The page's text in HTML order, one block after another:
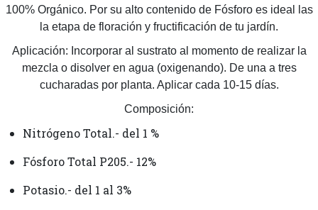
100% Orgánico. Por su alto contenido de Fósforo es ideal las
la etapa de floración y fructificación de tu jardín.
Aplicación: Incorporar al sustrato al momento de realizar la
mezcla o disolver en agua (oxigenando). De una a tres
cucharadas por planta. Aplicar cada 10-15 días.
Composición:
Nitrógeno Total.- del 1 %
Fósforo Total P205.- 12%
Potasio.- del 1 al 3%